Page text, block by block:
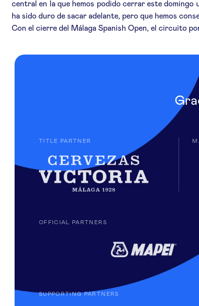
central en la que hemos podido cerrar este
ha sido duro de sacar adelante, pero que hemos
Con el cierre del Málaga Spanish Open, el circuito
TITLE PARTNER
OFFICIAL PARTNERS
SUPPORTING PARTNERS